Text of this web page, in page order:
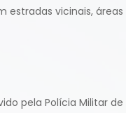
vicinais,
pela Polícia Militar de